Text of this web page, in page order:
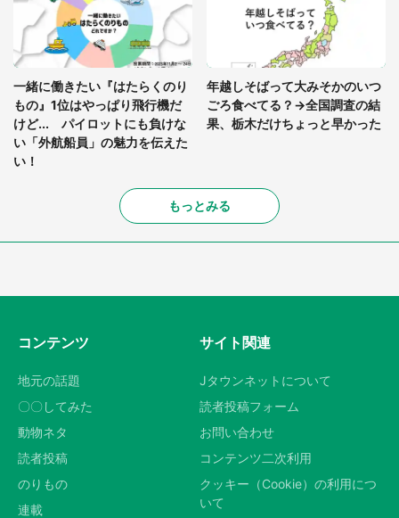
一緒に働きたい『はたらくのり
もの』1位はやっぱり飛行機だ
けど... パイロットにも負けな
い「外航船員」の魅力を伝えた
い！
年越しそばって大みそかのいつ
ごろ食べてる？→全国調査の結
果、栃木だけちょっと早かった
もっとみる
コンテンツ
地元の話題
〇〇してみた
動物ネタ
読者投稿
のりもの
連載
サイト関連
Jタウンネットについて
読者投稿フォーム
お問い合わせ
コンテンツ二次利用
クッキー（Cookie）の利用につ
いて